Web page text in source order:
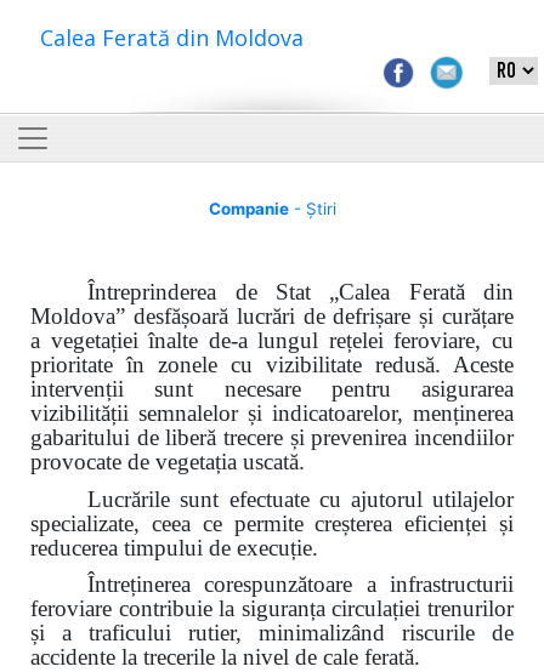
Calea Ferată din Moldova
Companie- Știri
Întreprinderea de Stat „Calea Ferată din
Moldova” desfășoară lucrări de defrișare și curățare
a vegetației înalte de-a lungul rețelei feroviare, cu
prioritate în zonele cu vizibilitate redusă. Aceste
intervenții sunt necesare pentru asigurarea
vizibilității semnalelor și indicatoarelor, menținerea
gabaritului de liberă trecere și prevenirea incendiilor
provocate de vegetația uscată.
Lucrările sunt efectuate cu ajutorul utilajelor
specializate, ceea ce permite creșterea eficienței și
reducerea timpului de execuție.
Întreținerea corespunzătoare a infrastructurii
feroviare contribuie la siguranța circulației trenurilor
și a traficului rutier, minimalizând riscurile de
accidente la trecerile la nivel de cale ferată.